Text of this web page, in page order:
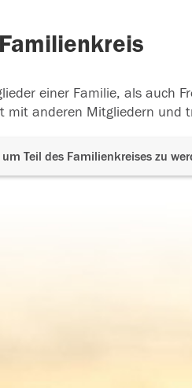
Familienkreis
einer Familie, als auch
mit anderen Mitgliedern und
Teil des Familienkreises zu